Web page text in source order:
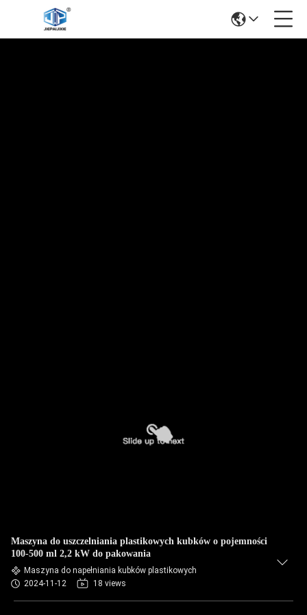
Maszyna do uszczelniania plastikowych kubków o pojemności
100-500 ml 2,2 kW do pakowania
Maszyna do napełniania kubków plastikowych
2024-11-12
18 views